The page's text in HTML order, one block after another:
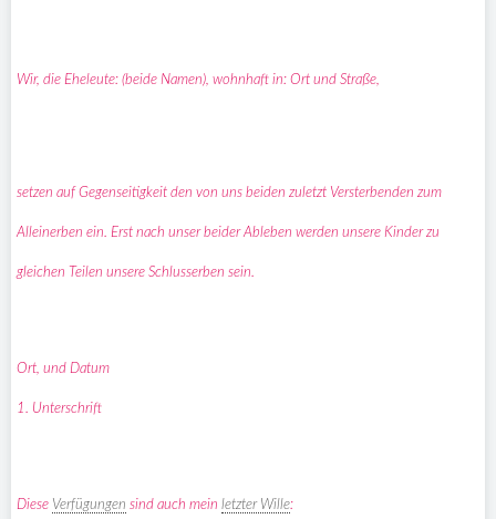
Wir, die Eheleute: (beide Namen), wohnhaft in: Ort und Straße,
setzen auf Gegenseitigkeit den von uns beiden zuletzt Versterbenden zum
Alleinerben ein. Erst nach unser beider Ableben werden unsere Kinder zu
gleichen Teilen unsere Schlusserben sein.
Ort, und Datum
1. Unterschrift
Diese Verfügungen sind auch mein letzter Wille: